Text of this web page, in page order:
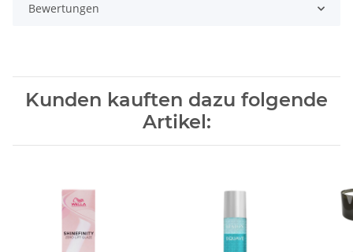
Bewertungen
Kunden kauften dazu folgende
Artikel: